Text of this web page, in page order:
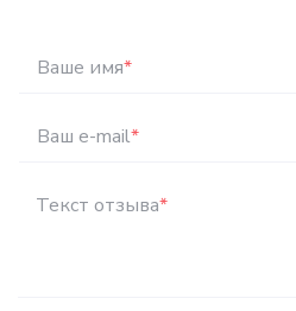
Ваше имя*
Ваш e-mail*
Текст отзыва*